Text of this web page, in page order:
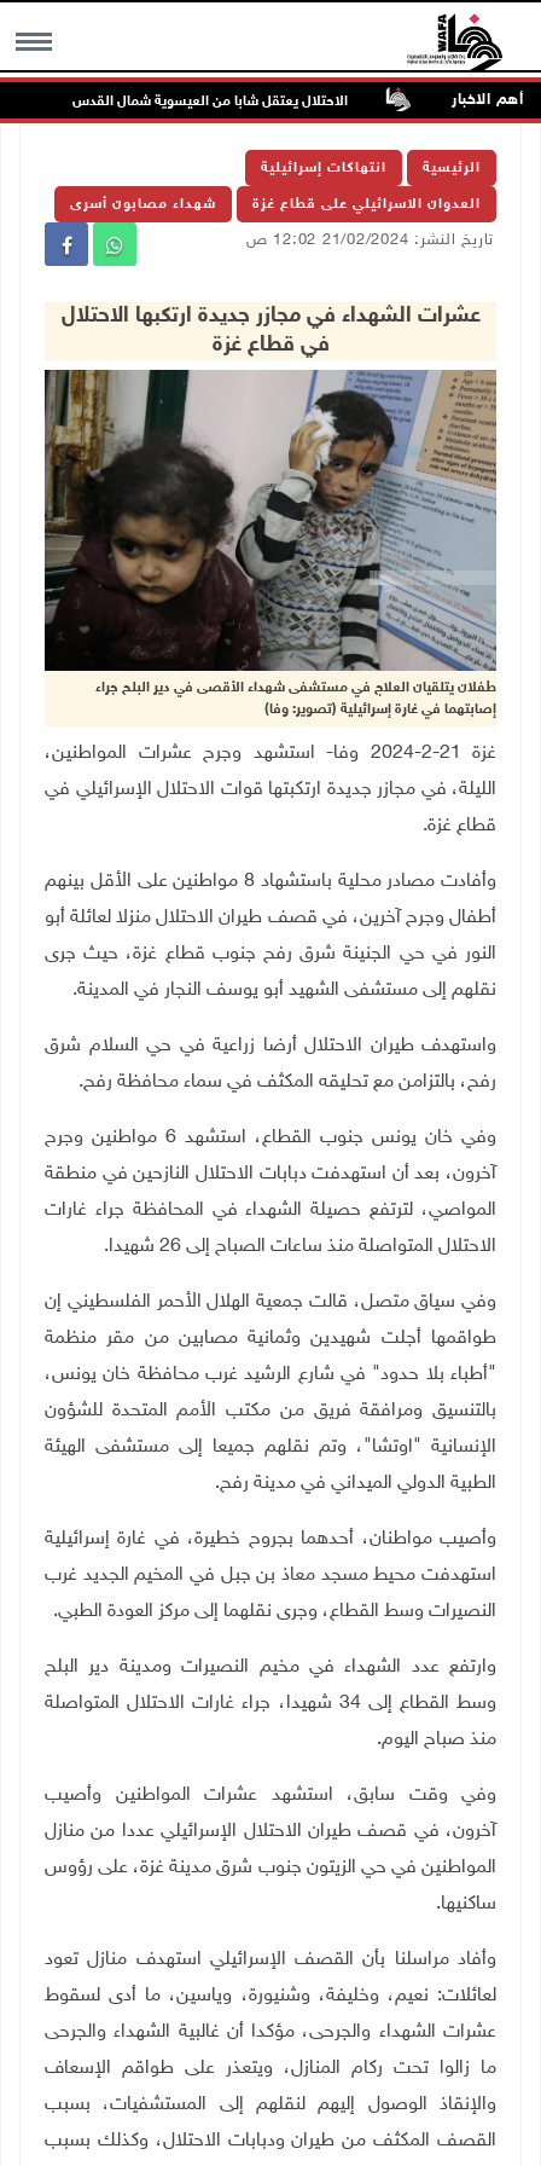
MENU أهم الاخبار
غرب جنين الاحتلال يعتقل شابا من العيسوية شمال القدس
الرئيسية انتهاكات إسرائيلية
العدوان الاسرائيلي على قطاع غزة شهداء مصابون أسرى
تاريخ النشر: 21/02/2024 12:02 ص
عشرات الشهداء في مجازر جديدة ارتكبها الاحتلال
في قطاع غزة
طفلان يتلقيان العلاج في مستشفى شهداء الأقصى في دير البلح جراء
إصابتهما في غارة إسرائيلية (تصوير: وفا)
غزة 21-2-2024 وفا- استشهد وجرح عشرات المواطنين،
الليلة، في مجازر جديدة ارتكبتها قوات الاحتلال الإسرائيلي في
قطاع غزة.
وأفادت مصادر محلية باستشهاد 8 مواطنين على الأقل بينهم
أطفال وجرح آخرين، في قصف طيران الاحتلال منزلا لعائلة أبو
النور في حي الجنينة شرق رفح جنوب قطاع غزة، حيث جرى
نقلهم إلى مستشفى الشهيد أبو يوسف النجار في المدينة.
واستهدف طيران الاحتلال أرضا زراعية في حي السلام شرق
رفح، بالتزامن مع تحليقه المكثف في سماء محافظة رفح.
وفي خان يونس جنوب القطاع، استشهد 6 مواطنين وجرح
آخرون، بعد أن استهدفت دبابات الاحتلال النازحين في منطقة
المواصي، لترتفع حصيلة الشهداء في المحافظة جراء غارات
الاحتلال المتواصلة منذ ساعات الصباح إلى 26 شهيدا.
وفي سياق متصل، قالت جمعية الهلال الأحمر الفلسطيني إن
طواقمها أجلت شهيدين وثمانية مصابين من مقر منظمة
"أطباء بلا حدود" في شارع الرشيد غرب محافظة خان يونس،
بالتنسيق ومرافقة فريق من مكتب الأمم المتحدة للشؤون
الإنسانية "اوتشا"، وتم نقلهم جميعا إلى مستشفى الهيئة
الطبية الدولي الميداني في مدينة رفح.
وأصيب مواطنان، أحدهما بجروح خطيرة، في غارة إسرائيلية
استهدفت محيط مسجد معاذ بن جبل في المخيم الجديد غرب
النصيرات وسط القطاع، وجرى نقلهما إلى مركز العودة الطبي.
وارتفع عدد الشهداء في مخيم النصيرات ومدينة دير البلح
وسط القطاع إلى 34 شهيدا، جراء غارات الاحتلال المتواصلة
منذ صباح اليوم.
وفي وقت سابق، استشهد عشرات المواطنين وأصيب
آخرون، في قصف طيران الاحتلال الإسرائيلي عددا من منازل
المواطنين في حي الزيتون جنوب شرق مدينة غزة، على رؤوس
ساكنيها.
وأفاد مراسلنا بأن القصف الإسرائيلي استهدف منازل تعود
لعائلات: نعيم، وخليفة، وشنيورة، وياسين، ما أدى لسقوط
عشرات الشهداء والجرحى، مؤكدا أن غالبية الشهداء والجرحى
ما زالوا تحت ركام المنازل، ويتعذر على طواقم الإسعاف
والإنقاذ الوصول إليهم لنقلهم إلى المستشفيات، بسبب
القصف المكثف من طيران ودبابات الاحتلال، وكذلك بسبب